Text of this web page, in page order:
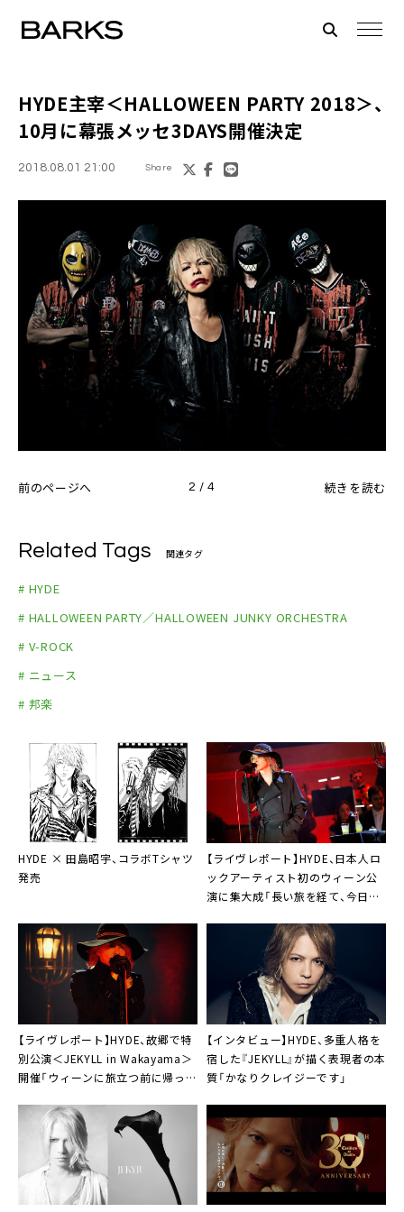
HYDE主宰＜HALLOWEEN PARTY 2018＞、
10月に幕張メッセ3DAYS開催決定
2018.08.01 21:00 Share
前のページへ 2 / 4 続きを読む
Related Tags 関連タグ
# HYDE
# HALLOWEEN PARTY／HALLOWEEN JUNKY ORCHESTRA
# V-ROCK
# ニュース
# 邦楽
HYDE × 田島昭宇、コラボTシャツ
発売
【ライヴレポート】HYDE、日本人ロ
ックアーティスト初のウィーン公
演に集大成「長い旅を経て、今日は
つとなりました」
【ライヴレポート】HYDE、故郷で特
別公演＜JEKYLL in Wakayama＞
開催「ウィーンに旅立つ前に帰って
【インタビュー】HYDE、多重人格を
宿した『JEKYLL』が描く表現者の本
質「かなりクレイジーです」